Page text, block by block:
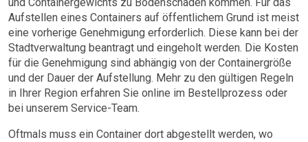
Aufstellen eines Containers auf öffentlichem Grund ist meist
eine vorherige Genehmigung erforderlich. Diese kann bei der
Stadtverwaltung beantragt und eingeholt werden. Die Kosten
für die Genehmigung sind abhängig von der Containergröße
und der Dauer der Aufstellung. Mehr zu den gültigen Regeln
in Ihrer Region erfahren Sie online im Bestellprozess oder
bei unserem Service-Team.
Oftmals muss ein Container dort abgestellt werden, wo